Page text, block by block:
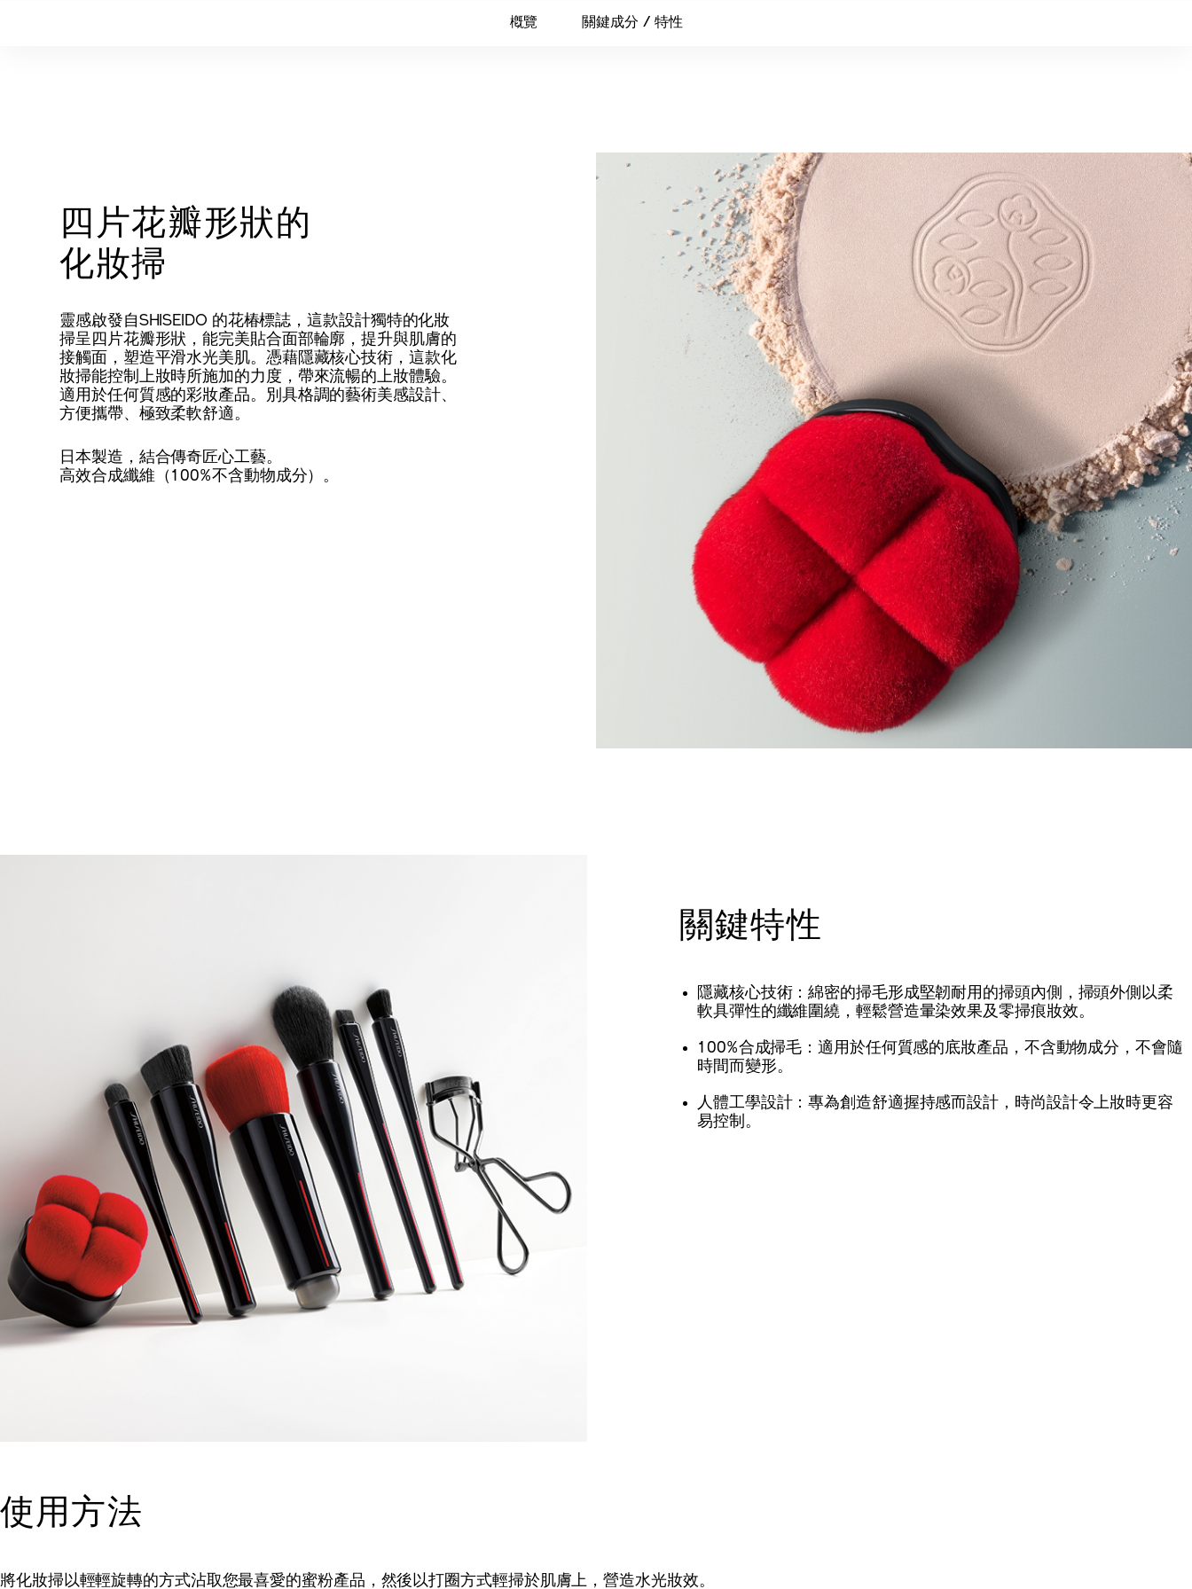
槪覽 關鍵成分 / 特性
四片花瓣形狀的
化妝掃
靈感啟發自SHISEIDO 的花椿標誌，這款設計獨特的化妝
掃呈四片花瓣形狀，能完美貼合面部輪廓，提升與肌膚的
接觸面，塑造平滑水光美肌。憑藉隱藏核心技術，這款化
妝掃能控制上妝時所施加的力度，帶來流暢的上妝體驗。
適用於任何質感的彩妝產品。別具格調的藝術美感設計、
方便攜帶、極致柔軟舒適。
日本製造，結合傳奇匠心工藝。
高效合成纖維（100%不含動物成分）。
關鍵特性
隱藏核心技術：綿密的掃毛形成堅韌耐用的掃頭內側，掃頭外側以柔
軟具彈性的纖維圍繞，輕鬆營造暈染效果及零掃痕妝效。
100%合成掃毛：適用於任何質感的底妝產品，不含動物成分，不會隨
時間而變形。
人體工學設計：專為創造舒適握持感而設計，時尚設計令上妝時更容
易控制。
使用方法
將化妝掃以輕輕旋轉的方式沾取您最喜愛的蜜粉產品，然後以打圈方式輕掃於肌膚上，營造水光妝效。